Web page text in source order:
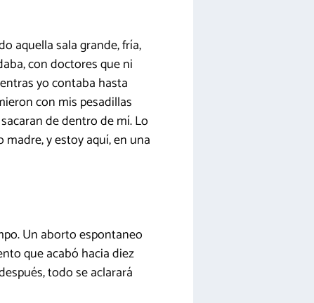
aquella sala grande, fría,
con doctores que ni
yo contaba hasta
con mis pesadillas
de dentro de mí. Lo
y estoy aquí, en una
Un aborto espontaneo
que acabó hacia diez
todo se aclarará